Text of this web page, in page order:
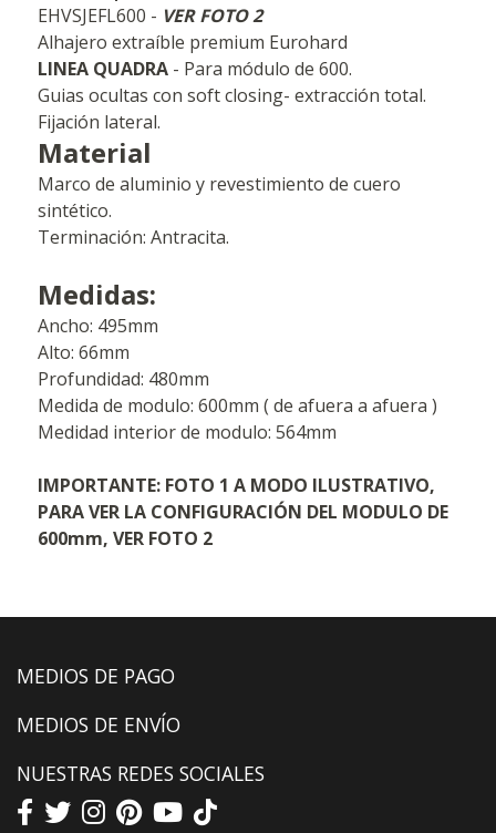
EHVSJEFL600 - VER FOTO 2
Alhajero extraíble premium Eurohard
LINEA QUADRA- Para módulo de 600.
Guias ocultas con soft closing- extracción total.
Fijación lateral.
Material
Marco de aluminio y revestimiento de cuero
sintético.
Terminación: Antracita.
Medidas:
Ancho: 495mm
Alto: 66mm
Profundidad: 480mm
Medida de modulo: 600mm ( de afuera a afuera )
Medidad interior de modulo: 564mm
IMPORTANTE: FOTO 1 A MODO ILUSTRATIVO,
PARA VER LA CONFIGURACIÓN DEL MODULO DE
600mm, VER FOTO 2
MEDIOS DE PAGO
MEDIOS DE ENVÍO
NUESTRAS REDES SOCIALES